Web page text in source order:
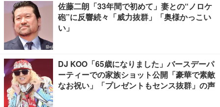
佐藤二朗「33年間で初めて」妻との“ノロケ
砲”に反響続々「威力抜群」「奥様かっこい
い」
DJ KOO「65歳になりました」バースデーパ
ーティーでの家族ショット公開「豪華で素敵
なお祝い」「プレゼントもセンス抜群」の声